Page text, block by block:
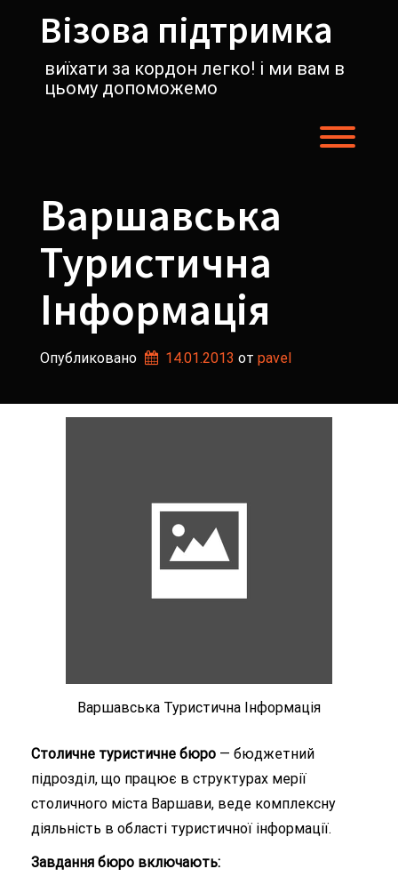
содержимомуВізова підтримка
виїхати за кордон легко! і ми вам в
цьому допоможемо
Варшавська
Туристична
Інформація
Опубликовано 14.01.2013 от pavel
Варшавська Туристична Інформація
Столичне туристичне бюро — бюджетний
підрозділ, що працює в структурах мерії
столичного міста Варшави, веде комплексну
діяльність в області туристичної інформації.
Завдання бюро включають: